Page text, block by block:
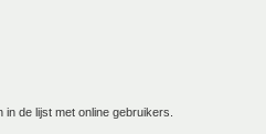
de lijst met online gebruikers.